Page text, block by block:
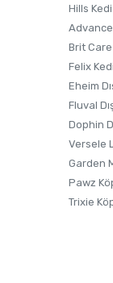
Hills
Advance
Brit Care
Felix
Eheim
Fluval
Dophin
Versele
Garden
Pawz
Trixie